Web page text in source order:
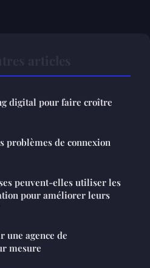
digital pour faire croître
problèmes de connexion
peuvent-elles utiliser les
pour améliorer leurs
une agence de
mesure